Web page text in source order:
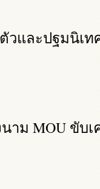
วและปฐมนิเ
าม MOU ขับเ